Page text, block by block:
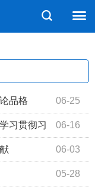
06-25
品格
06-16
习贯彻习
06-03
05-28